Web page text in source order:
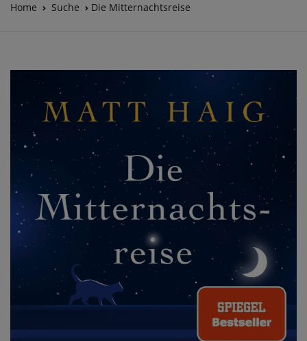
Home Suche Die Mitternachtsreise